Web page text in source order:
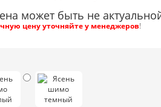
может быть не
цену уточняйте у менеджеров!